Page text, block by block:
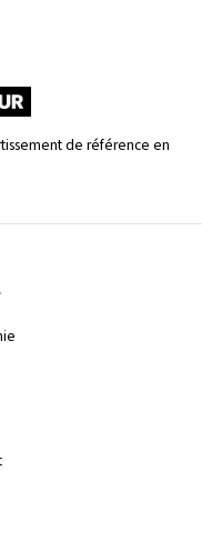
de référence en